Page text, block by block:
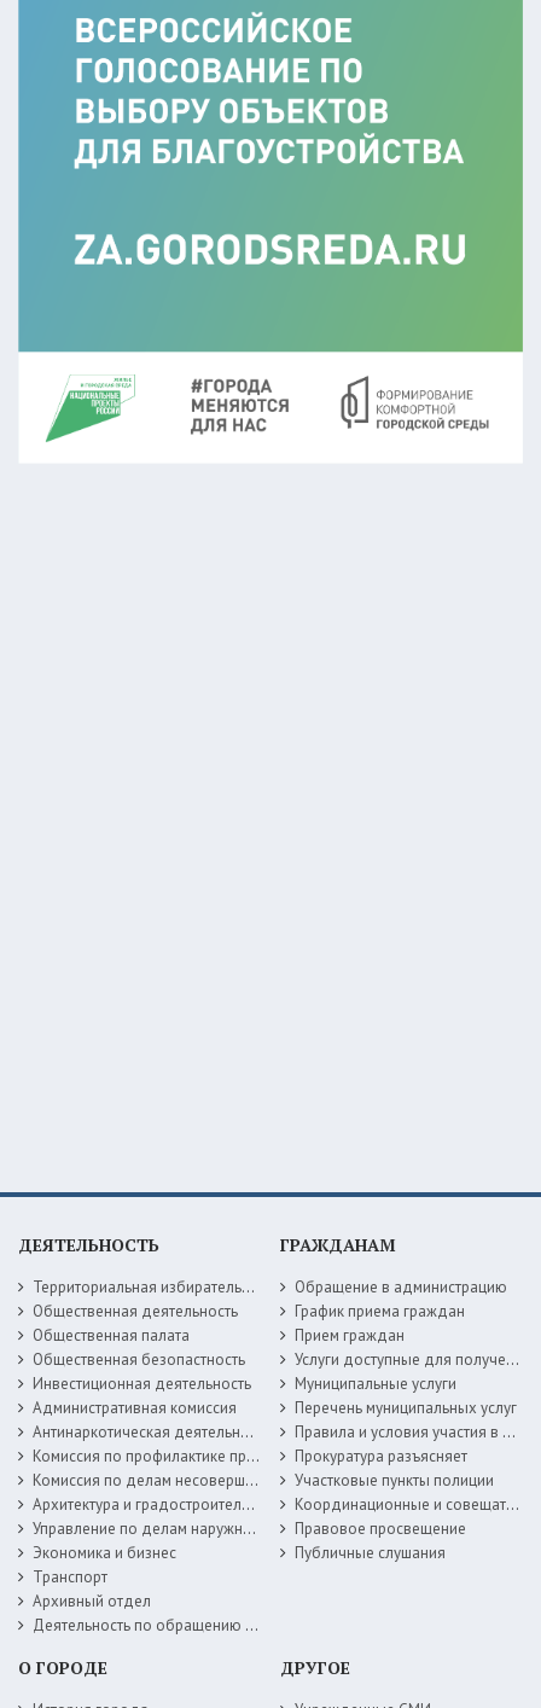
ДЕЯТЕЛЬНОСТЬ
Территориальная избирательная комиссия
Общественная деятельность
Общественная палата
Общественная безопастность
Инвестиционная деятельность
Административная комиссия
Антинаркотическая деятельность
Комиссия по профилактике правонарушений
Комиссия по делам несовершеннолетних
Архитектура и градостроительство
Управление по делам наружной рекламы
Экономика и бизнес
Транспорт
Архивный отдел
Деятельность по обращению с животными без владельцев
ГРАЖДАНАМ
Обращение в администрацию
График приема граждан
Прием граждан
Услуги доступные для получения в электронной форме
Муниципальные услуги
Перечень муниципальных услуг
Правила и условия участия в жилищных программах
Прокуратура разъясняет
Участковые пункты полиции
Координационные и совещательные органы
Правовое просвещение
Публичные слушания
О ГОРОДЕ ДРУГОЕ